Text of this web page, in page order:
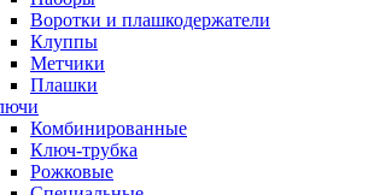
Воротки и плашкодержатели
Клуппы
Метчики
Плашки
Комбинированные
Ключ-трубка
Рожковые